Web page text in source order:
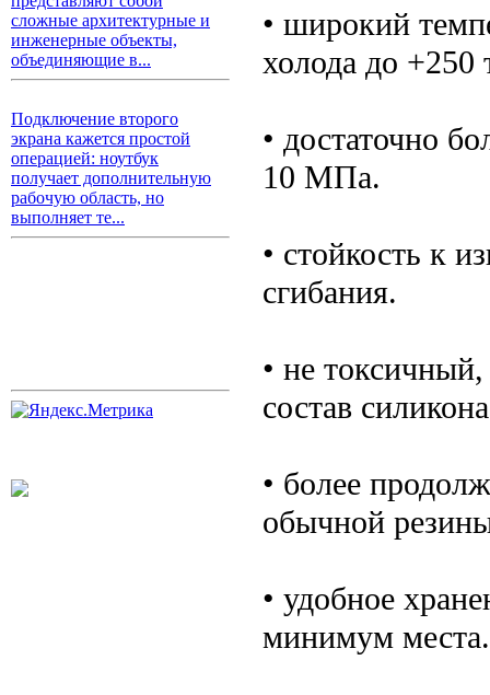
сложные архитектурные и
инженерные объекты,
объединяющие в...
Подключение второго
экрана кажется простой
операцией: ноутбук
получает дополнительную
рабочую область, но
выполняет те...
• широкий
холода до +250
• достаточно
10 МПа.
• стойкость к
сгибания.
• не
состав
• более
обычной
• удобное
минимум места.